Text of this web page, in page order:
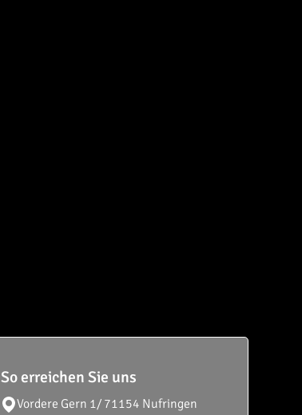
So erreichen Sie uns
Vordere Gern 1/ 71154 Nufringen